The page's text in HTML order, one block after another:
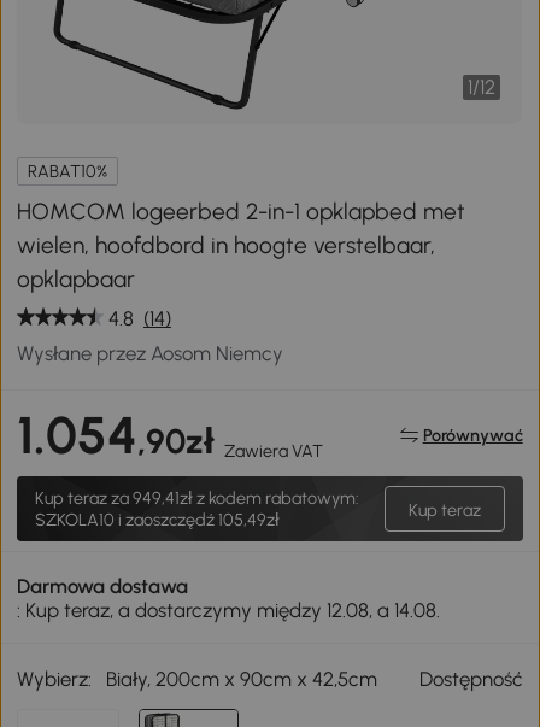
1/12
RABAT10%
HOMCOM logeerbed 2-in-1 opklapbed met
wielen, hoofdbord in hoogte verstelbaar,
opklapbaar
4.8 (14)
Wysłane przez Aosom Niemcy
1.054,90zł Zawiera VAT
Porównywać
Kup teraz za949,41złz kodem rabatowym:
SZKOLA10 i zaoszczędź 105,49zł
Kup teraz
Darmowa dostawa
: Kup teraz, a dostarczymy między 12.08, a 14.08.
Wybierz: Biały, 200cm x 90cm x 42,5cm Dostępność